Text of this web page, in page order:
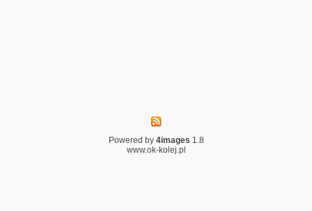
Powered by 4images 1.8
www.ok-kolej.pl